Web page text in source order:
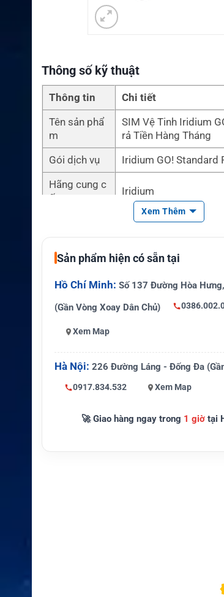
Thông số kỹ thuật
Thông tin
Chi tiết
Tên sản phẩ
m
SIM Vệ Tinh Iridium
rả Tiền Hàng Tháng
Gói dịch vụ
Iridium GO! Standard
Hãng cung c
ấp mạng
Iridium
Thiết bị tươn
Iridium GO!
ảo
GO! 5, GO! 75, GO!
Hình thức sử
dụng
Thời gian tối
thiểu
Lưu ý quan tr
và điều kiện hủy
Xem Thêm
Sản phẩm hiện có sẵn tại
Hồ Chí Minh: Số 137 Đường Hòa
(Gần Vòng Xoay Dân Chủ)
Xem Map
Hà Nội: 226 Đường Láng - Đống Đa
0917.834.532 Xem Map
🚀 Giao hàng ngay trong 1 giờtại